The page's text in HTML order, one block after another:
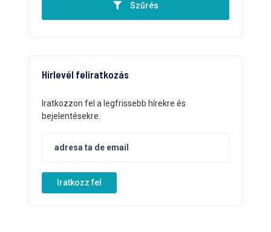
Szűrés
Hírlevél feliratkozás
Iratkozzon fel a legfrissebb hírekre és
bejelentésekre.
Iratkozz fel